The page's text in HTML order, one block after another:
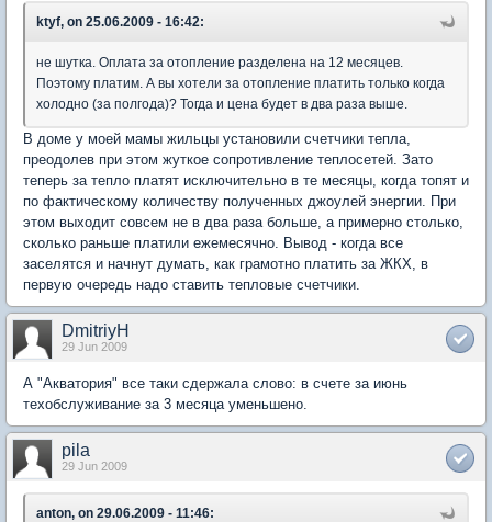
ktyf, on 25.06.2009 - 16:42:
не шутка. Оплата за отопление разделена на 12 месяцев.
Поэтому платим. А вы хотели за отопление платить только когда
холодно (за полгода)? Тогда и цена будет в два раза выше.
В доме у моей мамы жильцы установили счетчики тепла,
преодолев при этом жуткое сопротивление теплосетей. Зато
теперь за тепло платят исключительно в те месяцы, когда топят и
по фактическому количеству полученных джоулей энергии. При
этом выходит совсем не в два раза больше, а примерно столько,
сколько раньше платили ежемесячно. Вывод - когда все
заселятся и начнут думать, как грамотно платить за ЖКХ, в
первую очередь надо ставить тепловые счетчики.
DmitriyH
29 Jun 2009
А "Акватория" все таки сдержала слово: в счете за июнь
техобслуживание за 3 месяца уменьшено.
pila
29 Jun 2009
anton, on 29.06.2009 - 11:46: